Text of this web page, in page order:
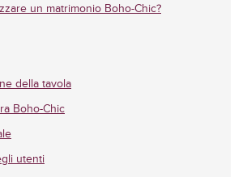
un matrimonio Boho-Chic?
della tavola
Boho-Chic
utenti